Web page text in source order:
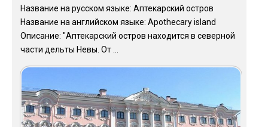
Название на русском языке: Аптекарский остров
Название на английском языке: Apothecary island
Описание: "Аптекарский остров находится в северной
части дельты Невы. От ...